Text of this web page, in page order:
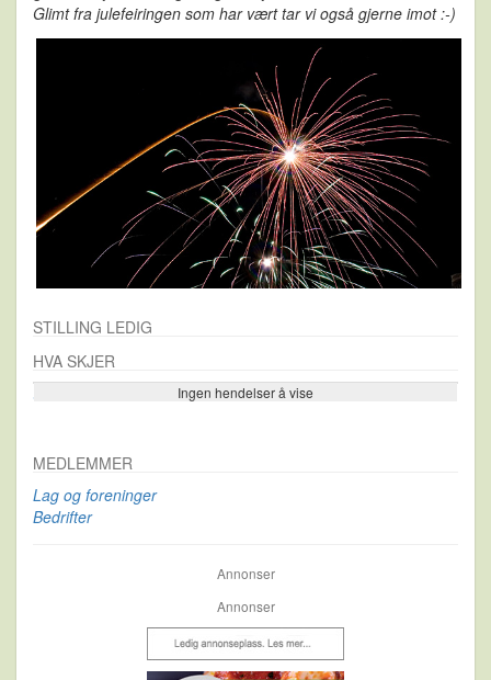
Glimt fra julefeiringen som har vært tar vi også gjerne imot :-)
STILLING LEDIG
HVA SKJER
Ingen hendelser å vise
Se flere…
MEDLEMMER
Lag og foreninger
Bedrifter
Annonser
Annonser